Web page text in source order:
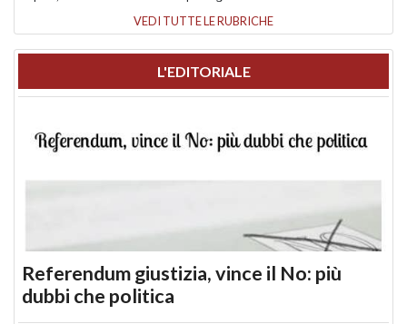
VEDI TUTTE LE RUBRICHE
L'EDITORIALE
Referendum giustizia, vince il No: più
dubbi che politica